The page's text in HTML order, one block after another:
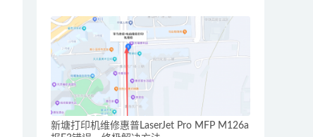
新塘打印机维修惠普LaserJet Pro MFP M126a